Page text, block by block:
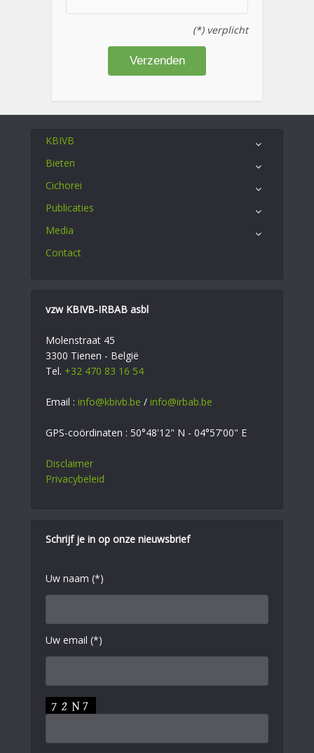
(*) verplicht
KBIVB
Bieten
Cichorei
Publicaties
Media
Contact
vzw KBIVB-IRBAB asbl
Molenstraat 45
3300 Tienen - België
Tel. +32 470 83 16 54
Email : info@kbivb.be / info@irbab.be
GPS-coördinaten : 50°48'12" N - 04°57'00" E
Disclaimer
Privacybeleid
Schrijf je in op onze nieuwsbrief
Uw naam (*)
Uw email (*)